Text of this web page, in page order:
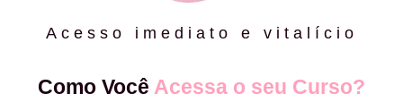
Acesso imediato e vitalício
Como Você Acessa o seu Curso?